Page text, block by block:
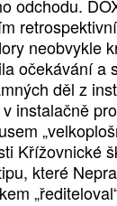
odchodu.
neobvykle
očekávání a
děl z
instalačně
Křížovnické
které